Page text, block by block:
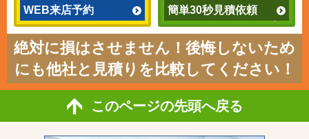
WEB来店予約 簡単30秒見積依頼
絶対に損はさせません！後悔しないため
にも他社と見積りを比較してください！
このページの先頭へ戻る